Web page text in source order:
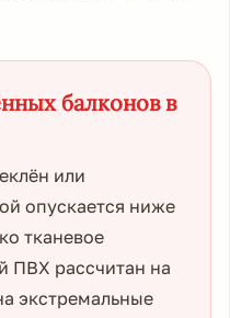
балконов в
или
опускается ниже
тканевое
ПВХ рассчитан на
экстремальные